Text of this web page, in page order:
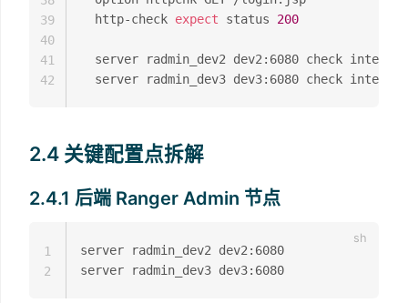
  http-check
expect status 200
server radmin_dev2 dev2:6080 check inter
server radmin_dev3 dev3:6080 check inter
39
40
41
42
2.4 关键配置点拆解
2.4.1 后端 Ranger Admin 节点
server radmin_dev2 dev2:6080
1
2